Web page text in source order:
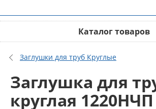
Каталог товаров
Заглушки для труб Круглые
Заглушка для
круглая 1220НЧП